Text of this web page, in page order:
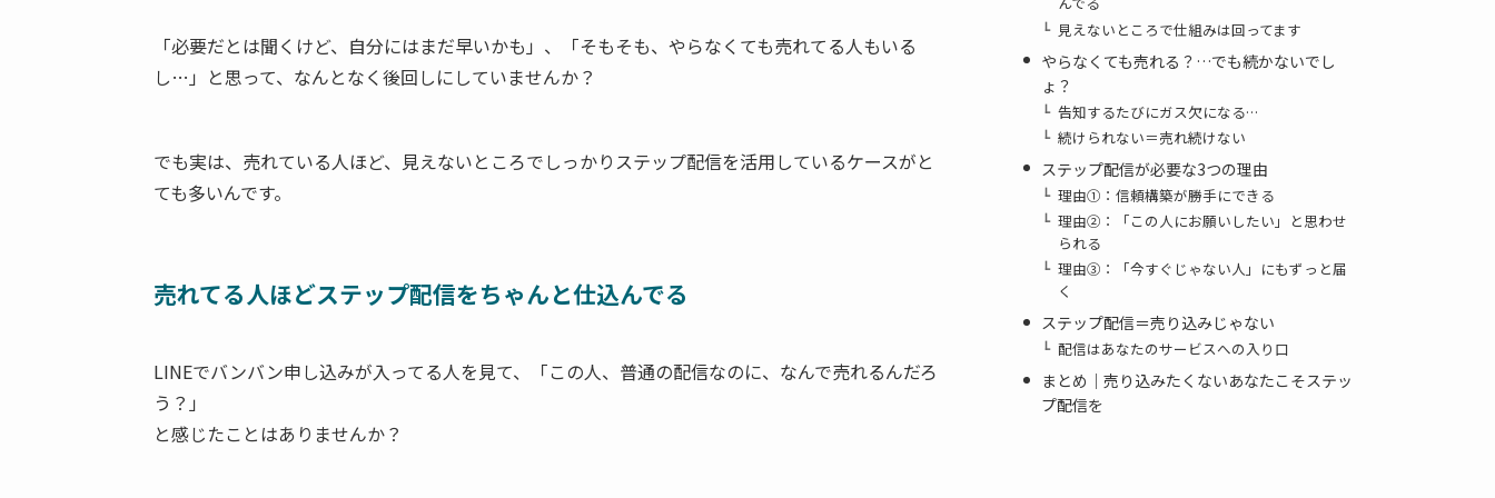
「必要だとは聞くけど、自分にはまだ早いかも」、「そもそも、やらなくても売れてる人もいる
し…」と思って、なんとなく後回しにしていませんか？
でも実は、売れている人ほど、見えないところでしっかりステップ配信を活用しているケースがと
ても多いんです。
売れてる人ほどステップ配信をちゃんと仕込んでる
LINEでバンバン申し込みが入ってる人を見て、「この人、普通の配信なのに、なんで売れるんだろ
う？」
と感じたことはありませんか？
見えないところで仕組みは回ってます
やらなくても売れる？…でも続かないでし
ょ？
告知するたびにガス欠になる…
続けられない＝売れ続けない
ステップ配信が必要な3つの理由
理由①：信頼構築が勝手にできる
理由②：「この人にお願いしたい」と思わせ
られる
理由③：「今すぐじゃない人」にもずっと届
く
ステップ配信＝売り込みじゃない
配信はあなたのサービスへの入り口
まとめ｜売り込みたくないあなたこそステッ
プ配信を